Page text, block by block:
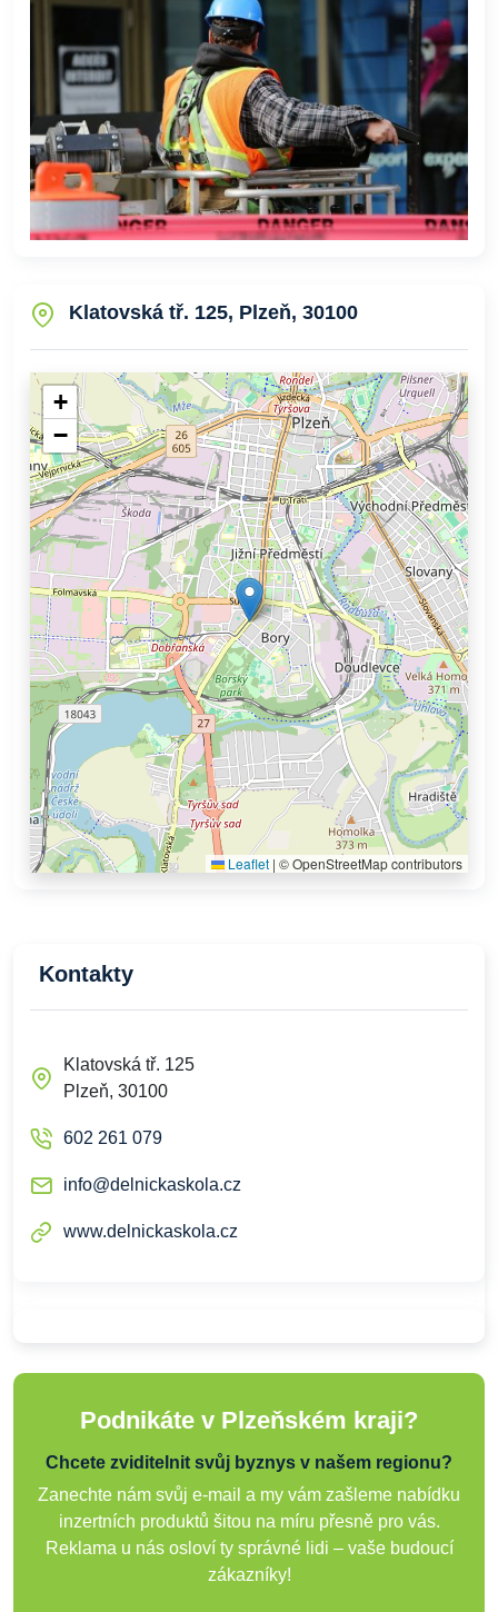
Klatovská tř. 125, Plzeň, 30100
+
−
Leaflet | © OpenStreetMap contributors
Kontakty
Klatovská tř. 125
Plzeň, 30100
602 261 079
info@delnickaskola.cz
www.delnickaskola.cz
Podnikáte v Plzeňském kraji?
Chcete zviditelnit svůj byznys v našem regionu?
Zanechte nám svůj e-mail a my vám zašleme nabídku
inzertních produktů šitou na míru přesně pro vás.
Reklama u nás osloví ty správné lidi – vaše budoucí
zákazníky!